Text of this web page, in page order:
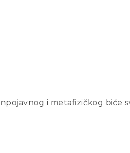
i metafizičkog biće